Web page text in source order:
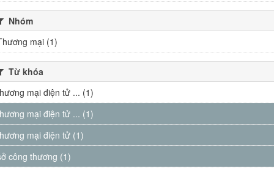
Nhóm
mại (1)
Từ khóa
mại điện tử ... (1)
mại điện tử ... (1)
mại điện tử (1)
công thương (1)